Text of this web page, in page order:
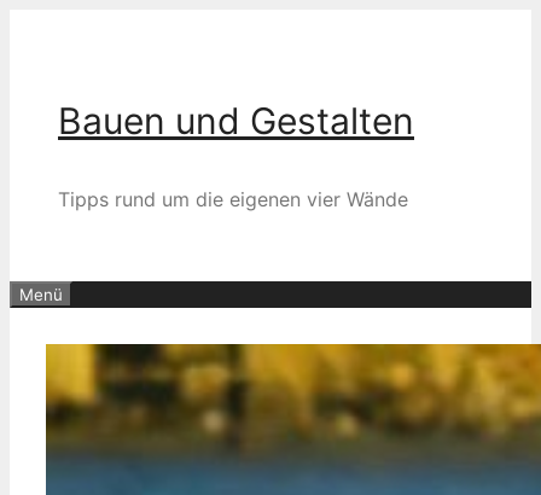
Bauen und Gestalten
Tipps rund um die eigenen vier Wände
Menü